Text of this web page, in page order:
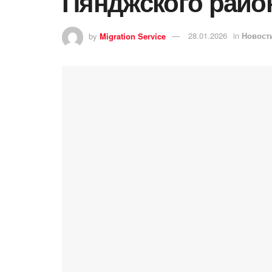
by Migration Service 28.01.2026 in